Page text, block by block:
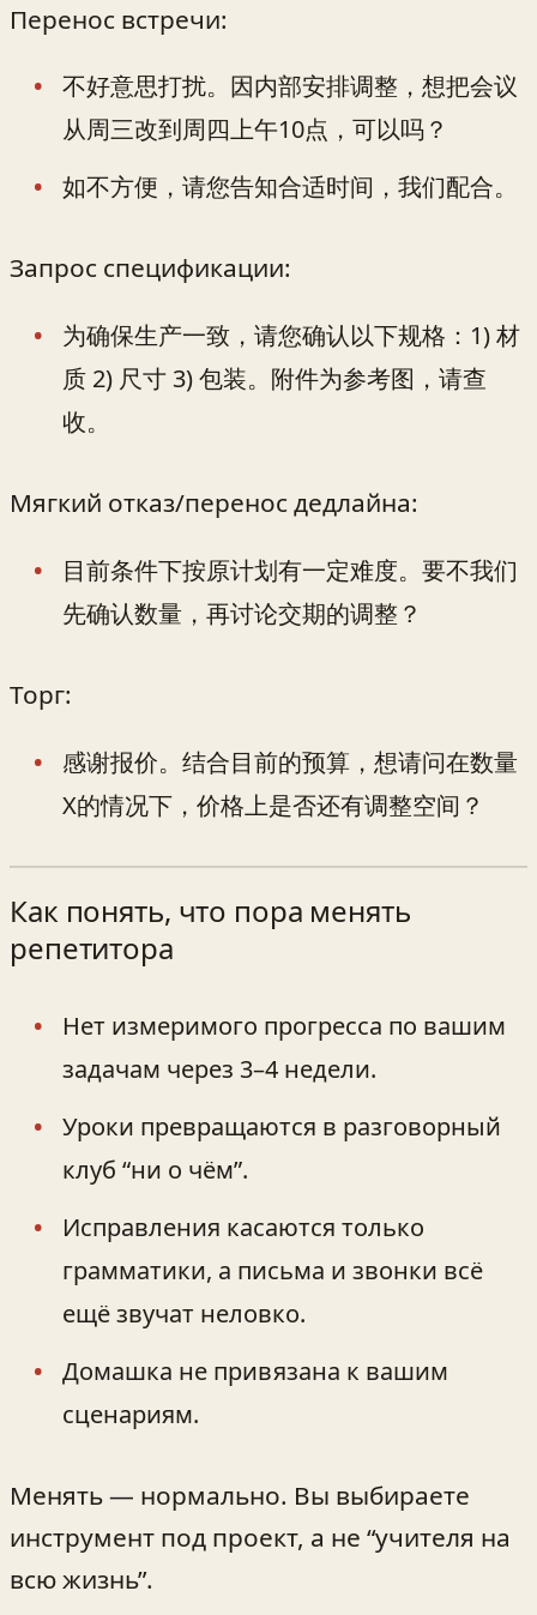
Перенос встречи:
不好意思打扰。因内部安排调整，想把会议
从周三改到周四上午10点，可以吗？
如不方便，请您告知合适时间，我们配合。
Запрос спецификации:
为确保生产一致，请您确认以下规格：1) 材
质 2) 尺寸 3) 包装。附件为参考图，请查
收。
Мягкий отказ/перенос дедлайна:
目前条件下按原计划有一定难度。要不我们
先确认数量，再讨论交期的调整？
Торг:
感谢报价。结合目前的预算，想请问在数量
X的情况下，价格上是否还有调整空间？
Как понять, что пора менять
репетитора
Нет измеримого прогресса по вашим
задачам через 3–4 недели.
Уроки превращаются в разговорный
клуб “ни о чём”.
Исправления касаются только
грамматики, а письма и звонки всё
ещё звучат неловко.
Домашка не привязана к вашим
сценариям.
Менять — нормально. Вы выбираете
инструмент под проект, а не “учителя на
всю жизнь”.